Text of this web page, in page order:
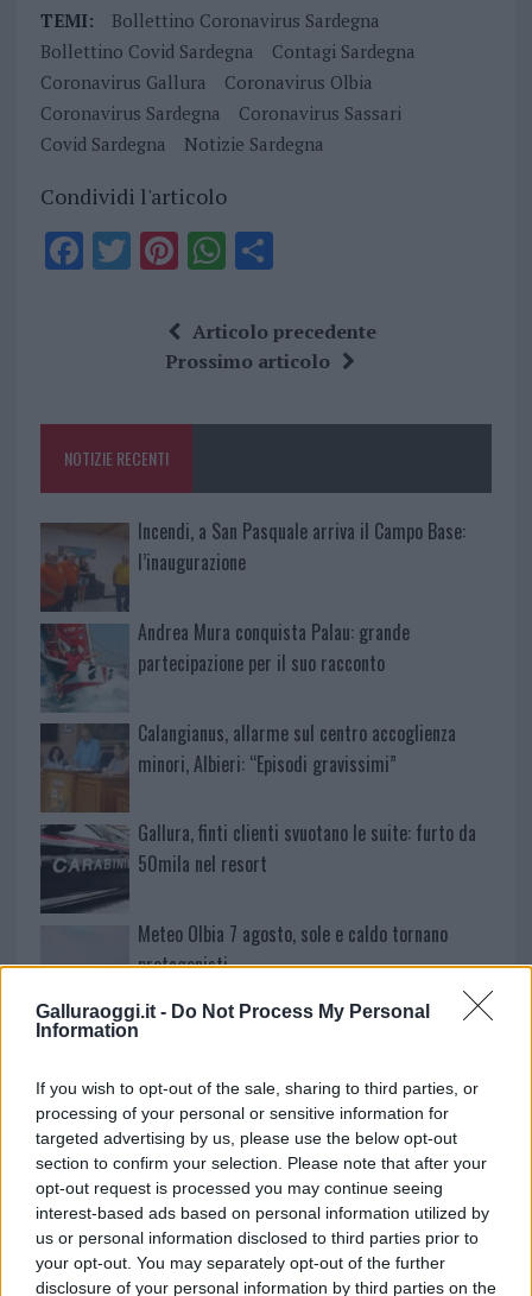
Galluraoggi.it - Do Not Process My Personal
Information
If you wish to opt-out of the sale, sharing to third parties, or
processing of your personal or sensitive information for
targeted advertising by us, please use the below opt-out
section to confirm your selection. Please note that after your
opt-out request is processed you may continue seeing
interest-based ads based on personal information utilized by
us or personal information disclosed to third parties prior to
your opt-out. You may separately opt-out of the further
disclosure of your personal information by third parties on the
TEMI:
Bollettino Coronavirus Sardegna
Bollettino Covid Sardegna
Contagi Sardegna
Coronavirus Gallura
Coronavirus Olbia
Coronavirus Sardegna
Coronavirus Sassari
Covid Sardegna
Notizie Sardegna
Condividi l'articolo
F
o
k
T Pi
te
re
W
at
s
p
S
a
re
Articolo precedente
Prossimo articolo
NOTIZIE RECENTI
Incendi, a San Pasquale arriva il Campo Base:
l’inaugurazione
Andrea Mura conquista Palau: grande
partecipazione per il suo racconto
Calangianus, allarme sul centro accoglienza
minori, Albieri: “Episodi gravissimi”
Gallura, finti clienti svuotano le suite: furto da
50mila nel resort
Meteo Olbia 7 agosto, sole e caldo tornano
protagonisti
Test tunnel Olbia: rampe chiuse ancora fino a
Aggius conquista la classifica delle mete più
amate dell’estate 2026